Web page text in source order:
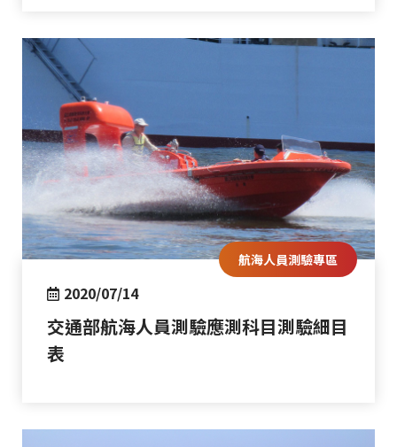
航海人員測驗專區
2020/07/14
交通部航海人員測驗應測科目測驗細目
表